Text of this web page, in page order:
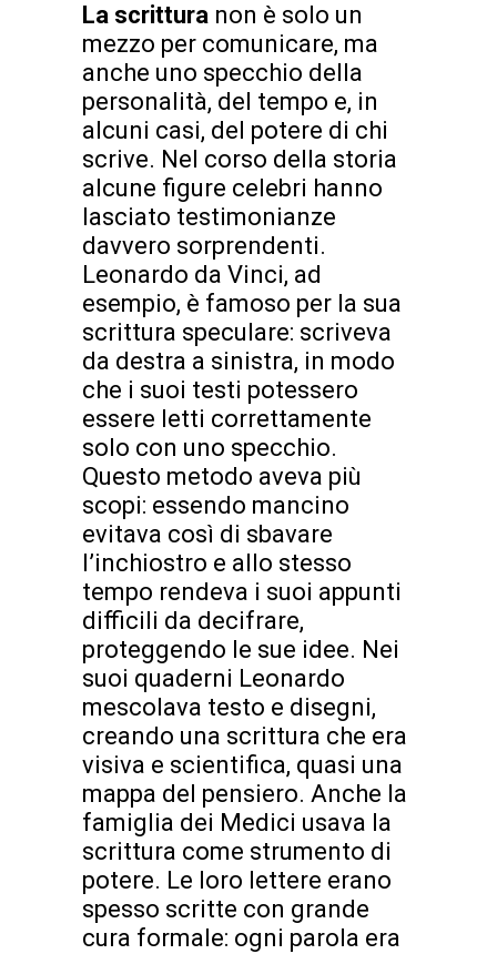
La scrittura non è solo un
mezzo per comunicare, ma
anche uno specchio della
personalità, del tempo e, in
alcuni casi, del potere di chi
scrive. Nel corso della storia
alcune figure celebri hanno
lasciato testimonianze
davvero sorprendenti.
Leonardo da Vinci, ad
esempio, è famoso per la sua
scrittura speculare: scriveva
da destra a sinistra, in modo
che i suoi testi potessero
essere letti correttamente
solo con uno specchio.
Questo metodo aveva più
scopi: essendo mancino
evitava così di sbavare
l’inchiostro e allo stesso
tempo rendeva i suoi appunti
difficili da decifrare,
proteggendo le sue idee. Nei
suoi quaderni Leonardo
mescolava testo e disegni,
creando una scrittura che era
visiva e scientifica, quasi una
mappa del pensiero. Anche la
famiglia dei Medici usava la
scrittura come strumento di
potere. Le loro lettere erano
spesso scritte con grande
cura formale: ogni parola era